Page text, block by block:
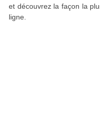
et découvrez la façon la
ligne.